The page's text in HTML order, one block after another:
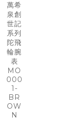
萬希
泉創
世記
系列
陀飛
輪腕
表
MO
000
1-
BR
OW
N